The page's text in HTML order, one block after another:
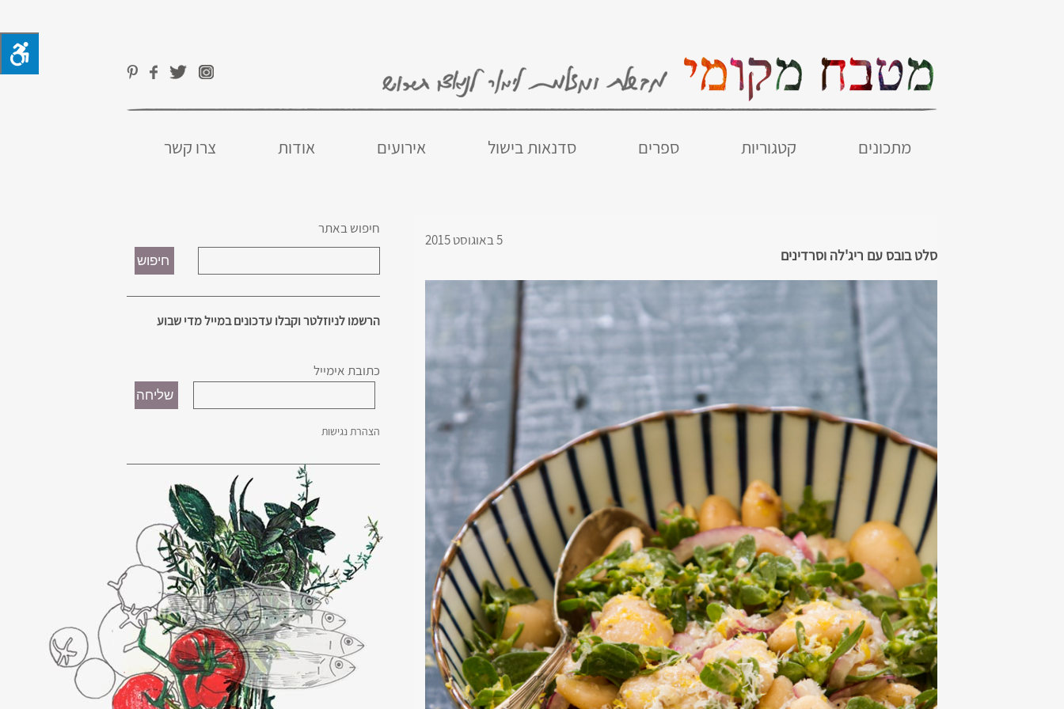
מתכונים קטגוריות ספרים סדנאות בישול אירועים אודות צרו קשר
5 באוגוסט 2015
סלט בובס עם ריג'לה וסרדינים
חיפוש באתר
הרשמו לניוזלטר וקבלו עדכונים במייל מדי שבוע
כתובת אימייל
הצהרת נגישות